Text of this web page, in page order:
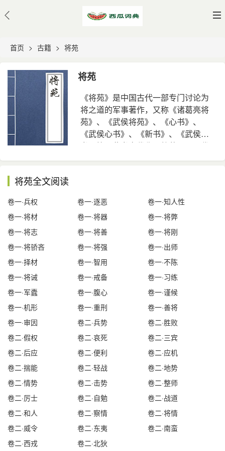
首页 > 古籍 > 将苑
将苑
《将苑》是中国古代一部专门讨论为
将之道的军事著作，又称《诸葛亮将
苑》、《武侯将苑》、《心书》、
《武侯心书》、《新书》、《武侯新
书》等。此书宋代称《将苑》，明代
始改称《心书》，如《经籍志》；或
书》，而篇章标题中间有《新书》字
样。现存版本中，这几种称谓都有，
核其内容，虽有所差别，但基本上是
一致的，是同书异名。
将苑全文阅读
卷一·兵权 卷一·逐恶
卷一·知人性
卷一·将材
卷一·将器
卷一·将弊
卷一·将志
卷一·将善
卷一·将刚
卷一·将骄吝
卷一·将强
卷一·出师
卷一·择材
卷一·智用
卷一·不陈
卷一·将诫
卷一·戒备
卷一·习练
卷一·军蠹
卷一·腹心
卷一·谨候
卷一·机形
卷一·重刑
卷一·善将
卷一·审因
卷二·兵势
卷二·胜败
卷二·假权
卷二·哀死
卷二·三宾
卷二·后应
卷二·便利
卷二·应机
卷二·揣能
卷二·轻战
卷二·地势
卷二·情势
卷二·击势
卷二·整师
卷二·厉士
卷二·自勉
卷二·战道
卷二·和人
卷二·察情
卷二·将情
卷二·威令
卷二·东夷
卷二·南蛮
卷二·西戎
卷二·北狄